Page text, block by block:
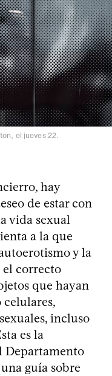
el jueves 22.
hay
de estar con
vida sexual
a la que
y la
el correcto
que hayan
incluso
es la
Departamento
guía sobre